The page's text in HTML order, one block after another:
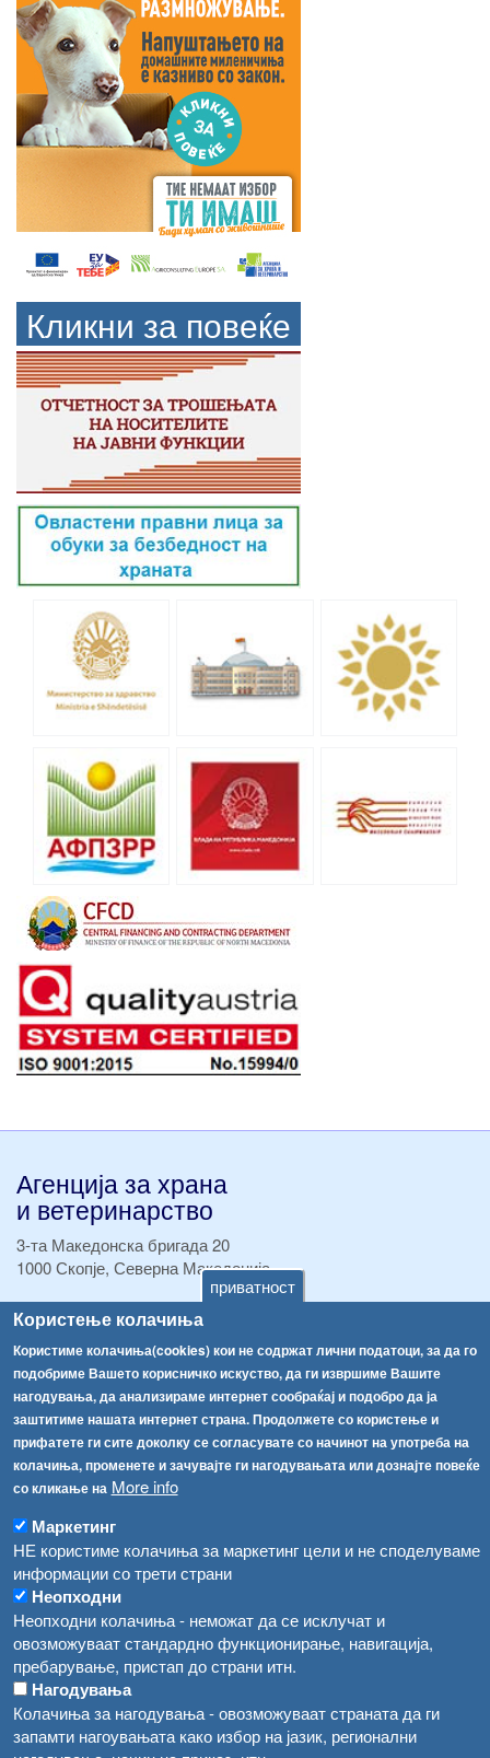
приватност
Користење колачиња
Користиме колачиња(cookies) кои не содржат лични податоци, за да го
подобриме Вашето корисничко искуство, да ги извршиме Вашите
нагодувања, да анализираме интернет сообраќај и подобро да ја
заштитиме нашата интернет страна. Продолжете со користење и
прифатете ги сите доколку се согласувате со начинот на употреба на
колачиња, променете и зачувајте ги нагодувањата или дознајте повеќе
со кликање на More info
Маркетинг
НЕ користиме колачиња за маркетинг цели и не споделуваме
информации со трети страни
Неопходни
Неопходни колачиња - неможат да се исклучат и
овозможуваат стандардно функционирање, навигација,
пребарување, пристап до страни итн.
Нагодувања
Колачиња за нагодувања - овозможуваат страната да ги
запамти нагоувањата како избор на јазик, регионални
Кликни за повеќе
Агенција за храна
и ветеринарство
3-та Македонска бригада 20
1000 Скопје, Северна Македонија
ТЕЛ:+389 2 2457 895
ТЕЛ:
Факс:+389 2 2457 893
Факс:+389 2 2457 871
info@fva.gov.mk
[АХВ-претходна страна]
Соопштенија
Високите температури ризик од труење со храна, опасни се и за животните
Водата во Гостивар може да се користи како техничка, продолжува испораката на флаширана вода
Во Гостивар спроведени 70 вонредни контроли
Забраната за водата во Гостивар останува на сила, операторите да користат само технички безбедна вода
Навигација
Регистри
Обрасци
Забрани
Огласи